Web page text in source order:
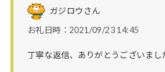
ガジロウ さん
お礼日時：2021/09/23 14:45
丁寧な返信、ありがとうございまし